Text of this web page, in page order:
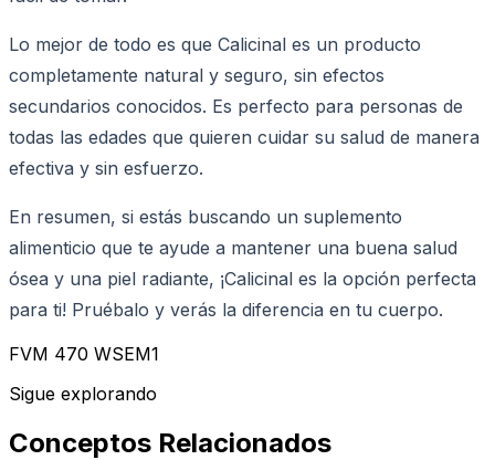
Lo mejor de todo es que Calicinal es un producto
completamente natural y seguro, sin efectos
secundarios conocidos. Es perfecto para personas de
todas las edades que quieren cuidar su salud de manera
efectiva y sin esfuerzo.
En resumen, si estás buscando un suplemento
alimenticio que te ayude a mantener una buena salud
ósea y una piel radiante, ¡Calicinal es la opción perfecta
para ti! Pruébalo y verás la diferencia en tu cuerpo.
FVM 470 WSEM1
Sigue explorando
Conceptos Relacionados